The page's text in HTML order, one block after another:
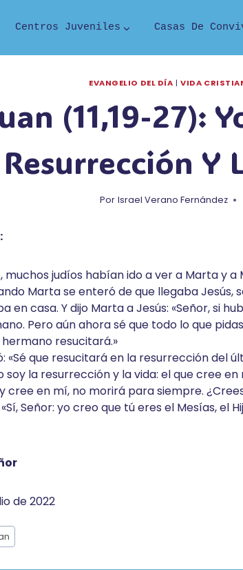
Centros Juveniles Casas De
EVANGELIO DEL DÍA |VIDA
(11,19-27):
Resurrección Y
Por Israel Verano Fernández
muchos judíos habían ido a ver a Marta y
Marta se enteró de que llegaba Jesús,
en casa. Y dijo Marta a Jesús: «Señor, si
Pero aún ahora sé que todo lo que
hermano resucitará.»
«Sé que resucitará en la resurrección del
soy la resurrección y la vida: el que cree
cree en mí, no morirá para siempre.
Señor: yo creo que tú eres el Mesías, el
de 2022